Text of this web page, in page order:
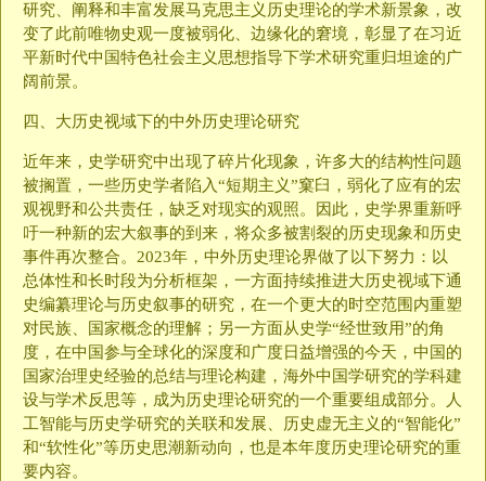
研究、阐释和丰富发展马克思主义历史理论的学术新景象，改
变了此前唯物史观一度被弱化、边缘化的窘境，彰显了在习近
平新时代中国特色社会主义思想指导下学术研究重归坦途的广
阔前景。
四、大历史视域下的中外历史理论研究
近年来，史学研究中出现了碎片化现象，许多大的结构性问题
被搁置，一些历史学者陷入“短期主义”窠臼，弱化了应有的宏
观视野和公共责任，缺乏对现实的观照。因此，史学界重新呼
吁一种新的宏大叙事的到来，将众多被割裂的历史现象和历史
事件再次整合。2023年，中外历史理论界做了以下努力：以
总体性和长时段为分析框架，一方面持续推进大历史视域下通
史编纂理论与历史叙事的研究，在一个更大的时空范围内重塑
对民族、国家概念的理解；另一方面从史学“经世致用”的角
度，在中国参与全球化的深度和广度日益增强的今天，中国的
国家治理史经验的总结与理论构建，海外中国学研究的学科建
设与学术反思等，成为历史理论研究的一个重要组成部分。人
工智能与历史学研究的关联和发展、历史虚无主义的“智能化”
和“软性化”等历史思潮新动向，也是本年度历史理论研究的重
要内容。